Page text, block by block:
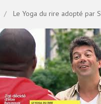
Le Yoga du rire adopté par